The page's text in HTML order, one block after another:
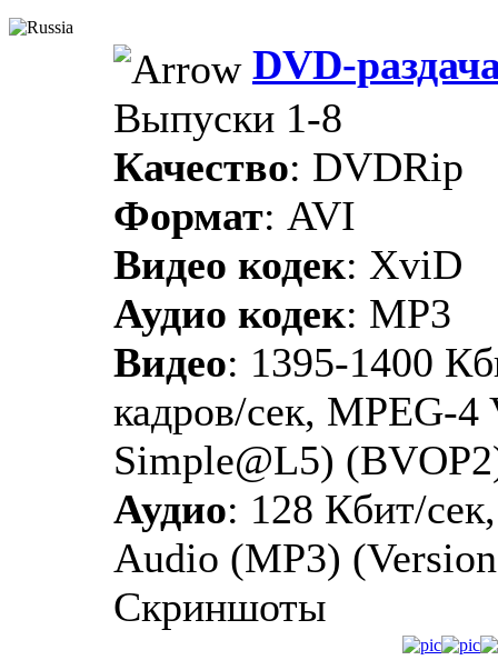
DVD-
Выпуски 1-8
Качество: DVDRip
Формат: AVI
Видео кодек: XviD
Аудио кодек: MP3
Видео: 1395-1400
кадров/сек, MPEG-
Simple@L5)
Аудио: 128 Кбит/
Audio (MP3)
Скриншоты